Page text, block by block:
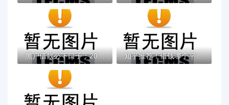
黑户借款必下口子：2025推荐5个通过率100%的... 知乎推荐！借钱哪个平台靠谱？这5个低息正规...